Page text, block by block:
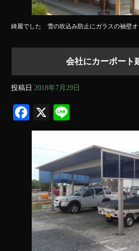
綺麗でした 雪の吹込み防止にガラスの袖壁オ
会社にカーポート
投稿日 2018年7月29日
Fa
ce
bo
ok
X
ne